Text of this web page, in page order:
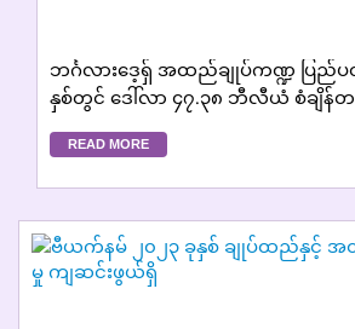
ဘင်္ဂလားဒေ့ရှ် အထည်ချုပ်ကဏ္ဍ ပြည်ပ
နှစ်တွင် ဒေါ်လာ ၄၇.၃၈ ဘီလီယံ စံချိန်
READ MORE